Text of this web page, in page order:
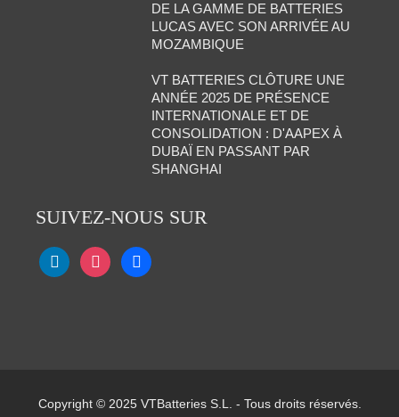
DE LA GAMME DE BATTERIES
LUCAS AVEC SON ARRIVÉE AU
MOZAMBIQUE
VT BATTERIES CLÔTURE UNE
ANNÉE 2025 DE PRÉSENCE
INTERNATIONALE ET DE
CONSOLIDATION : D'AAPEX À
DUBAÏ EN PASSANT PAR
SHANGHAI
SUIVEZ-NOUS SUR
Copyright © 2025 VTBatteries S.L. - Tous droits réservés.